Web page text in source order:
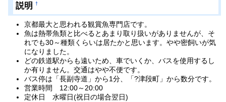
説明†
京都最大と思われる観賞魚専門店です。
魚は熱帯魚類と比べるとあまり取り扱いがありませんが、そ
れでも30～種類くらいは居たかと思います。やや密飼いが気
になりました。
どの鉄道駅からも遠いため、車でいくか、バスを使用するし
か有りません。交通はやや不便です。
バス停は「長副寺道」から1分、「?津段町」から数分です。
営業時間 12:00～20:00
定休日 水曜日(祝日の場合翌日)